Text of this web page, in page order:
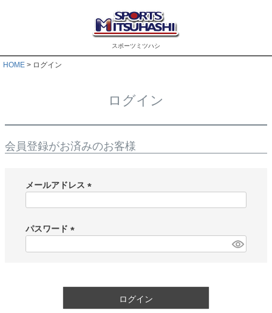
スポーツミツハシ
HOME ログイン
ログイン
会員登録がお済みのお客様
メールアドレス
)
パスワード
ログイン